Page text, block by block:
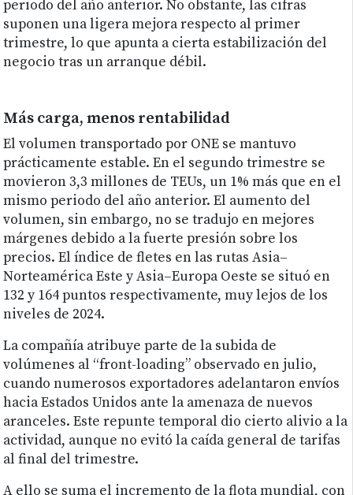
periodo del año anterior. No obstante, las cifras
suponen una ligera mejora respecto al primer
trimestre, lo que apunta a cierta estabilización del
negocio tras un arranque débil.
Más carga, menos rentabilidad
El volumen transportado por ONE se mantuvo
prácticamente estable. En el segundo trimestre se
movieron 3,3 millones de TEUs, un 1% más que en el
mismo periodo del año anterior. El aumento del
volumen, sin embargo, no se tradujo en mejores
márgenes debido a la fuerte presión sobre los
precios. El índice de fletes en las rutas Asia–
Norteamérica Este y Asia–Europa Oeste se situó en
132 y 164 puntos respectivamente, muy lejos de los
niveles de 2024.
La compañía atribuye parte de la subida de
volúmenes al “front-loading” observado en julio,
cuando numerosos exportadores adelantaron envíos
hacia Estados Unidos ante la amenaza de nuevos
aranceles. Este repunte temporal dio cierto alivio a la
actividad, aunque no evitó la caída general de tarifas
al final del trimestre.
A ello se suma el incremento de la flota mundial, con